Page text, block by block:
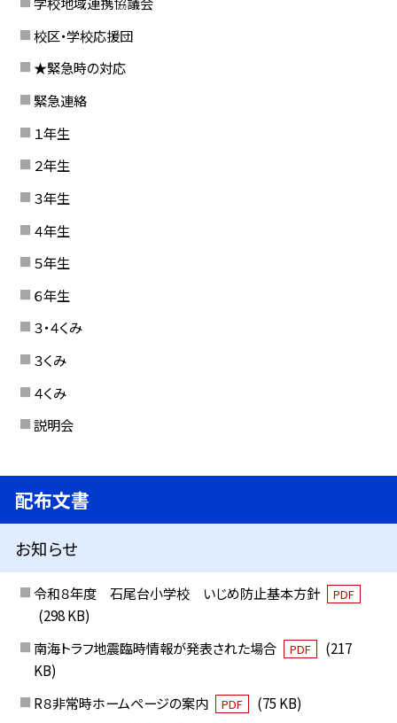
校区・学校応援団
★緊急時の対応
緊急連絡
１年生
２年生
３年生
４年生
５年生
６年生
３・４くみ
３くみ
４くみ
説明会
配布文書
お知らせ
令和８年度 石尾台小学校 いじめ防止基本方針 PDF
(298 KB)
南海トラフ地震臨時情報が発表された場合
PDF
(217
KB)
R８非常時ホームページの案内
PDF
(75 KB)